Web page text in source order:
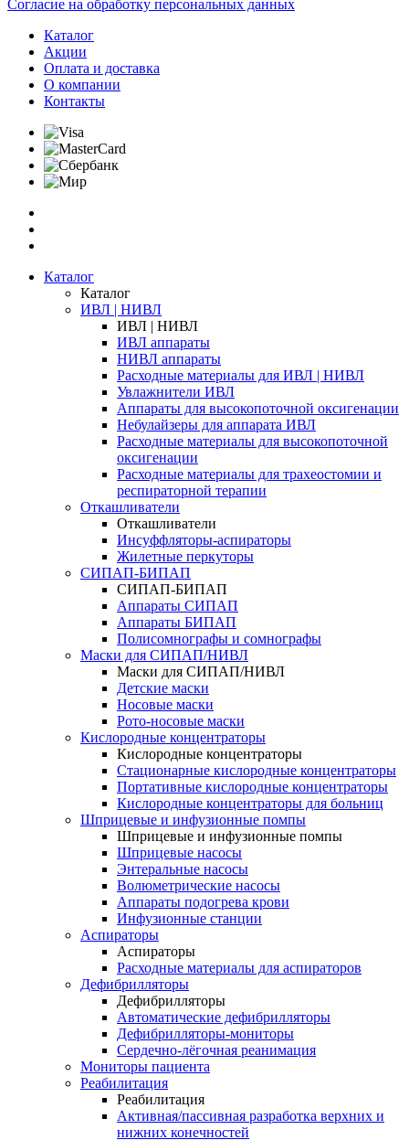
Согласие на обработку персональных данных
Каталог
Акции
Оплата и доставка
О компании
Контакты
Каталог
Каталог
ИВЛ | НИВЛ
ИВЛ | НИВЛ
ИВЛ аппараты
НИВЛ аппараты
Расходные материалы для ИВЛ | НИВЛ
Увлажнители ИВЛ
Аппараты для высокопоточной оксигенации
Небулайзеры для аппарата ИВЛ
Расходные материалы для высокопоточной
оксигенации
Расходные материалы для трахеостомии и
респираторной терапии
Откашливатели
Откашливатели
Инсуффляторы-аспираторы
Жилетные перкуторы
CИПАП-БИПАП
CИПАП-БИПАП
Аппараты СИПАП
Аппараты БИПАП
Полисомнографы и сомнографы
Маски для СИПАП/НИВЛ
Маски для СИПАП/НИВЛ
Детские маски
Носовые маски
Рото-носовые маски
Кислородные концентраторы
Кислородные концентраторы
Стационарные кислородные концентраторы
Портативные кислородные концентраторы
Кислородные концентраторы для больниц
Шприцевые и инфузионные помпы
Шприцевые и инфузионные помпы
Шприцевые насосы
Энтеральные насосы
Волюметрические насосы
Аппараты подогрева крови
Инфузионные станции
Аспираторы
Аспираторы
Расходные материалы для аспираторов
Дефибрилляторы
Дефибрилляторы
Автоматические дефибрилляторы
Дефибрилляторы-мониторы
Сердечно-лёгочная реанимация
Мониторы пациента
Реабилитация
Реабилитация
Активная/пассивная разработка верхних и
нижних конечностей